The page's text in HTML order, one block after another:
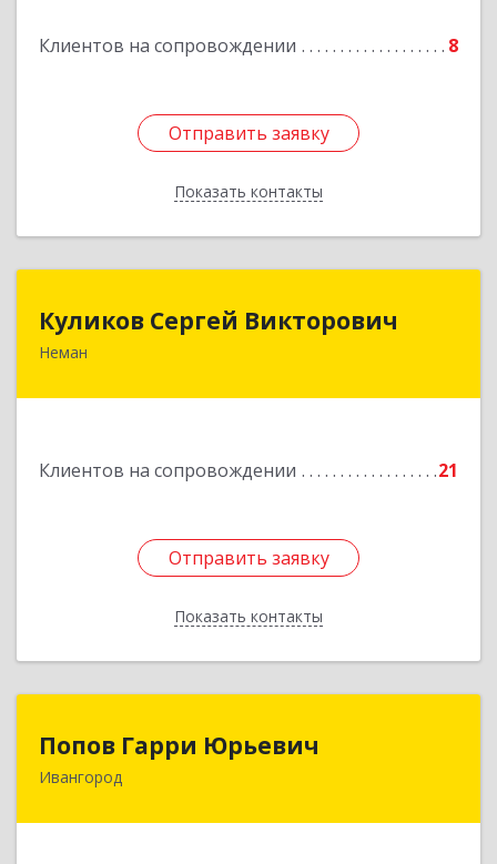
Клиентов на сопровождении 8
Отправить заявку
Показать контакты
Отправить заявку
Назад
Куликов Сергей Викторович
Неман
Клиентов на сопровождении 21
Отправить заявку
Показать контакты
Куликов Сергей Викторович
Отправить заявку
Назад
Попов Гарри Юрьевич
Ивангород